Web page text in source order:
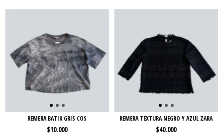
REMERA BATIK GRIS COS
$10.000
REMERA TEXTURA NEGRO Y AZUL ZARA
$40.000